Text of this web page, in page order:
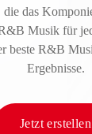
das
Musik für
beste R&B
Ergebnisse.
Jetzt erstellen